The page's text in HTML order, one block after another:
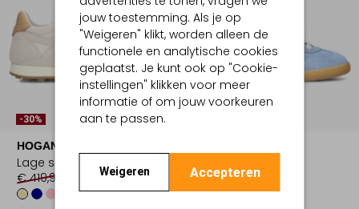
jouw toestemming. Als je op
"Weigeren" klikt, worden alleen de
functionele en analytische cookies
geplaatst. Je kunt ook op "Cookie-
instellingen" klikken voor meer
informatie of om jouw voorkeuren
aan te passen.
Weigeren Accepteren
-30%
HOGAN
Lage sneakers
€ 419,99
€ 293,99
+2
€ 349,99 € 244,99
+6